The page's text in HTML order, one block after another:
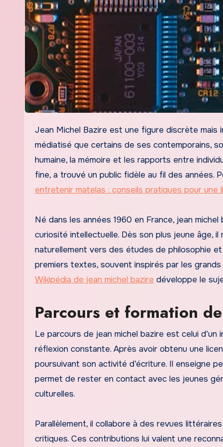
Jean Michel Bazire est une figure discrète mais influente du paysage littéraire contemporain. Bien que moins
médiatisé que certains de ses contemporains,
humaine, la mémoire et les rapports entre
fine, a trouvé un public fidèle au fil des années.
entretenir matelas : conseils pratiques pour une
Né dans les années 1960 en France, jean
curiosité intellectuelle. Dès son plus jeune âge,
naturellement vers des études de philosophie
premiers textes, souvent inspirés par les
Wikipédia de jean michel bazire développe le
Parcours et formation
Le parcours de jean michel bazire est celui
réflexion constante. Après avoir obtenu une
poursuivant son activité d’écriture. Il enseigne
permet de rester en contact avec les jeunes
culturelles.
Parallèlement, il collabore à des revues
critiques. Ces contributions lui valent une